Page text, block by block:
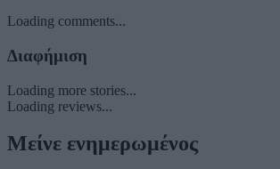
Loading comments...
Διαφήμιση
Loading more stories...
Loading reviews...
Μείνε ενημερωμένος